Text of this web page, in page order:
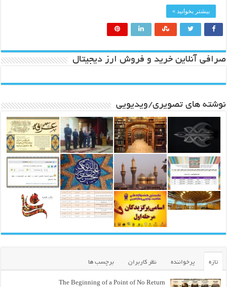
بیشتر بخوانید »
صرافی آنلاین خرید و فروش ارز دیجیتال
نوشته های تصویری/ویدیویی
تازه پرخواننده نظر کاربران برچسب ها
The Beginning of a Point of No Return